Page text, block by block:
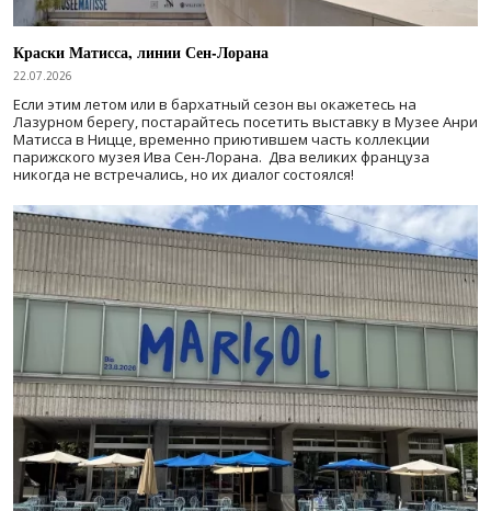
Краски Матисса, линии Сен-Лорана
22.07.2026
Если этим летом или в бархатный сезон вы окажетесь на
Лазурном берегу, постарайтесь посетить выставку в Музее Анри
Матисса в Ницце, временно приютившем часть коллекции
парижского музея Ива Сен-Лорана. Два великих француза
никогда не встречались, но их диалог состоялся!